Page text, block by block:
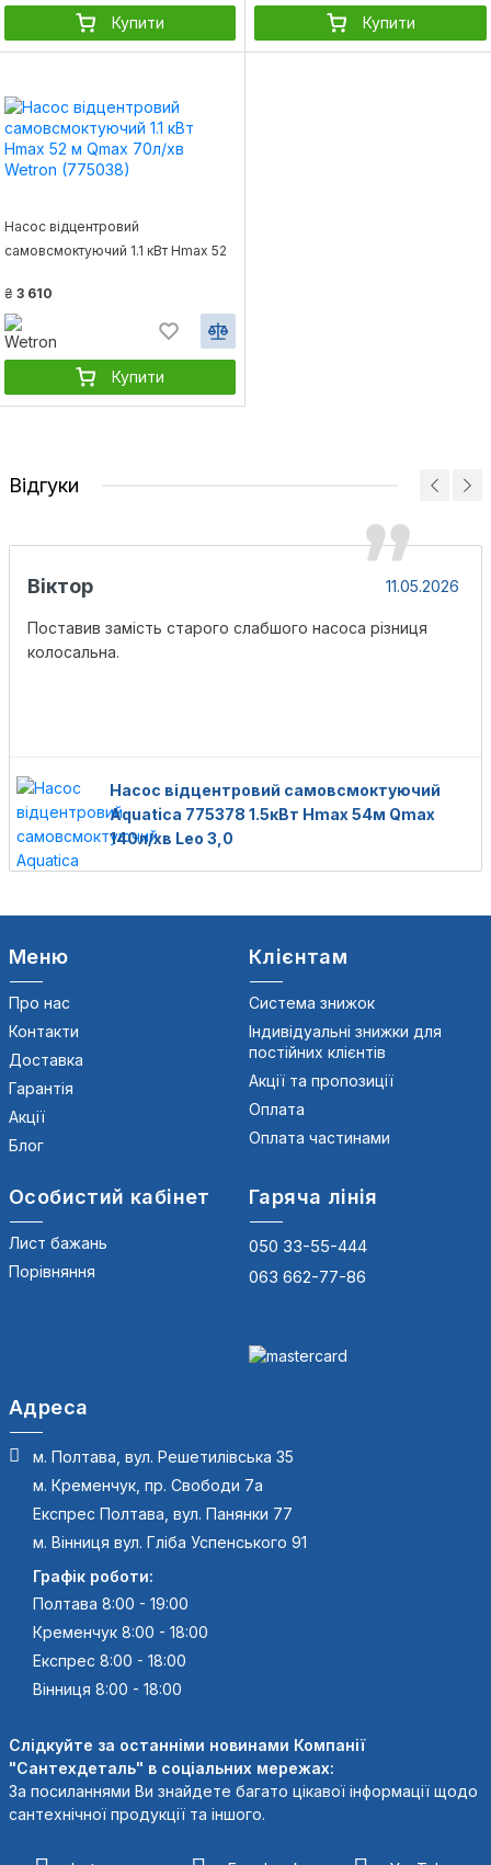
Купити Купити
Насос відцентровий
самовсмоктуючий 1.1 кВт Hmax 52
₴ 3 610
Купити
Відгуки
Віктор 11.05.2026
Поставив замість старого слабшого насоса різниця
колосальна.
Насос відцентровий самовсмоктуючий
Aquatica 775378 1.5кВт Hmax 54м Qmax
140л/хв Leo 3,0
Меню
Про нас
Контакти
Доставка
Гарантія
Акції
Блог
Клієнтам
Система знижок
Індивідуальні знижки для
постійних клієнтів
Акції та пропозиції
Оплата
Оплата частинами
Особистий кабінет
Лист бажань
Порівняння
Гаряча лінія
050 33-55-444
063 662-77-86
Адреса
м. Полтава, вул. Решетилівська 35
м. Кременчук, пр. Свободи 7а
Експрес Полтава, вул. Панянки 77
м. Вінниця вул. Гліба Успенського 91
Графік роботи:
Полтава 8:00 - 19:00
Кременчук 8:00 - 18:00
Експрес 8:00 - 18:00
Вінниця 8:00 - 18:00
Слідкуйте за останніми новинами Компанії
"Сантехдеталь" в соціальних мережах:
За посиланнями Ви знайдете багато цікавої інформації щодо
сантехнічної продукції та іншого.